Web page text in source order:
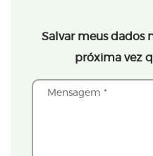
Salvar meus dados
próxima vez